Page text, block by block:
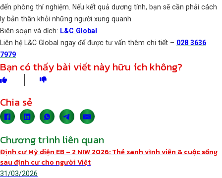
đến phòng thí nghiệm. Nếu kết quả dương tính, bạn sẽ cần phải cách
ly bản thân khỏi những người xung quanh.
Biên soạn và dịch: L&C Global
Liên hệ L&C Global ngay để được tư vấn thêm chi tiết – 028 3636
7979
Bạn có thấy bài viết này hữu ích không?
Chia sẻ
Chương trình liên quan
Định cư Mỹ diện EB – 2 NIW 2026: Thẻ xanh vĩnh viễn & cuộc sống
sau định cư cho người Việt
31/03/2026